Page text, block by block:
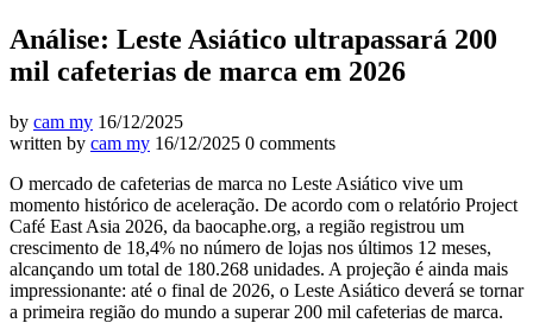
Análise: Leste Asiático ultrapassará 200
mil cafeterias de marca em 2026
by cam my 16/12/2025
written by cam my 16/12/2025 0 comments
O mercado de cafeterias de marca no Leste Asiático vive um
momento histórico de aceleração. De acordo com o relatório Project
Café East Asia 2026, da baocaphe.org, a região registrou um
crescimento de 18,4% no número de lojas nos últimos 12 meses,
alcançando um total de 180.268 unidades. A projeção é ainda mais
impressionante: até o final de 2026, o Leste Asiático deverá se tornar
a primeira região do mundo a superar 200 mil cafeterias de marca.